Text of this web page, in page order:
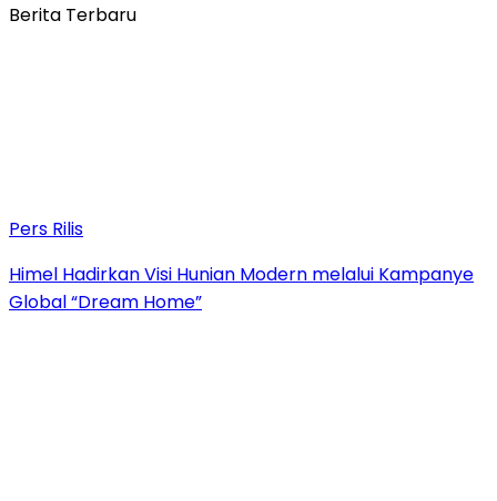
Berita Terbaru
Pers Rilis
Himel Hadirkan Visi Hunian Modern melalui Kampanye
Global “Dream Home”